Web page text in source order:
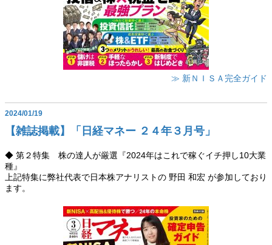
≫ 新ＮＩＳＡ完全ガイド
2024/01/19
【雑誌掲載】「日経マネー ２４年３月号」
◆ 第２特集 株の達人が厳選『2024年はこれで稼ぐイチ押し10大業
種』
上記特集に弊社代表で日本株アナリストの 野田 和宏 が参加しており
ます。